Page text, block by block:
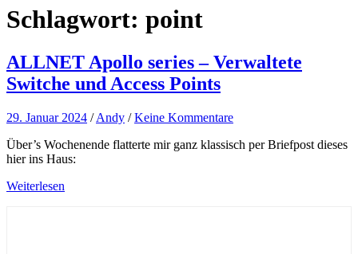
Schlagwort: point
ALLNET Apollo series – Verwaltete
Switche und Access Points
29. Januar 2024 /Andy /Keine Kommentare
Über’s Wochenende flatterte mir ganz klassisch per Briefpost dieses
hier ins Haus:
Weiterlesen